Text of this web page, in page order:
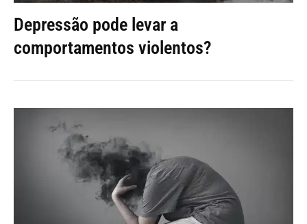
Depressão pode levar a
comportamentos violentos?